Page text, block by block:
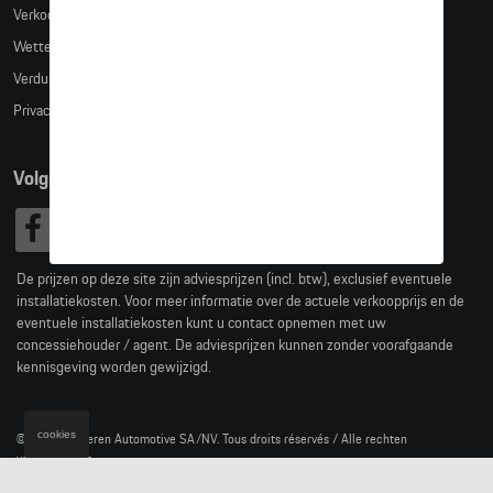
Verkoopsvoorwaarden
Wettelijke bepalingen
Verduidelijking kledingmaten
Privacybeleid
Volg Ons
De prijzen op deze site zijn adviesprijzen (incl. btw), exclusief eventuele
installatiekosten. Voor meer informatie over de actuele verkoopprijs en de
eventuele installatiekosten kunt u contact opnemen met uw
concessiehouder / agent. De adviesprijzen kunnen zonder voorafgaande
kennisgeving worden gewijzigd.
© 2026 D'Ieteren Automotive SA/NV. Tous droits réservés / Alle rechten
voorbehouden.
cookies